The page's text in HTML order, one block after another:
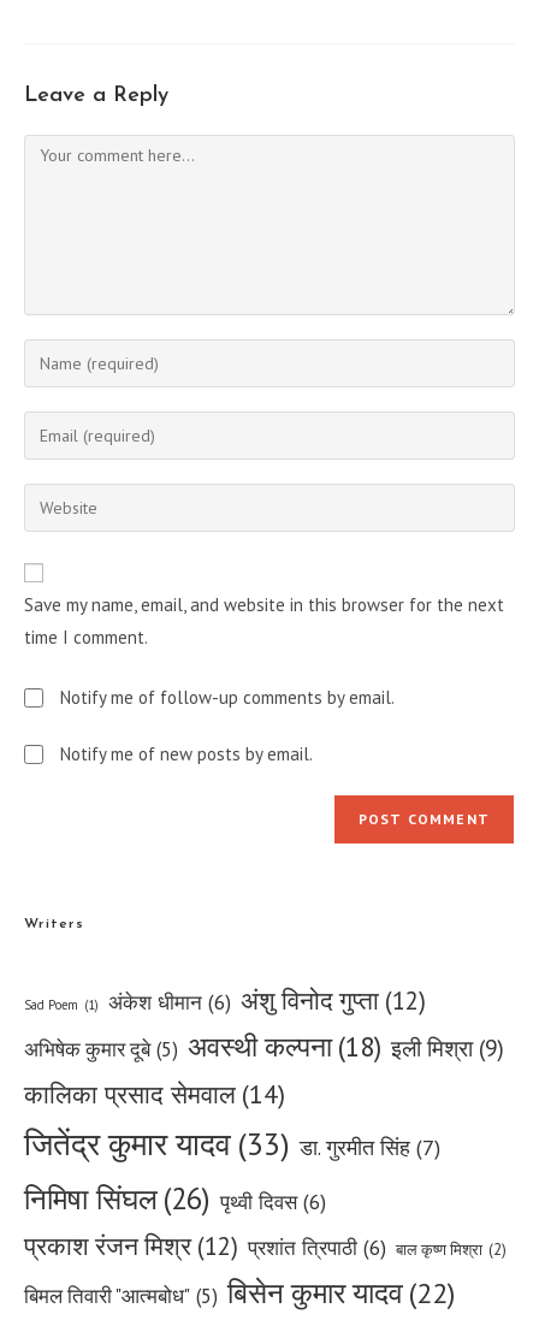
Leave a Reply
Comment
Enter
your
name
comment
Enter
your
email
address
Enter
your
URL
(optional)
Save my name, email, and website in this browser for the next
time I comment.
Notify me of follow-up comments by email.
Notify me of new posts by email.
Writers
Sad Poem (1) अंकेश धीमान (6) अंशु विनोद गुप्ता (12)
अभिषेक कुमार दूबे (5) अवस्थी कल्पना (18) इली मिश्रा (9)
कालिका प्रसाद सेमवाल (14)
जितेंद्र कुमार यादव (33) डा. गुरमीत सिंह (7)
निमिषा सिंघल(26) पृथ्वी दिवस (6)
प्रकाश रंजन मिश्र (12) प्रशांत त्रिपाठी (6) बाल कृष्ण मिश्रा (2)
बिमल तिवारी "आत्मबोध" (5) बिसेन कुमार यादव(22)